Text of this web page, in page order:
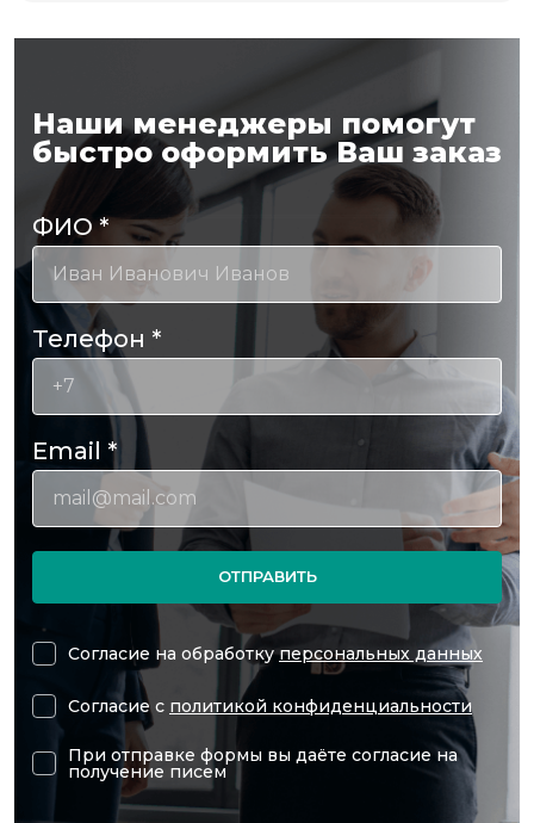
Наши менеджеры помогут
быстро оформить Ваш заказ
ФИО*
Телефон *
Email *
ОТПРАВИТЬ
Согласие на обработкуперсональных данных
Согласие с политикой конфиденциальности
При отправке формы вы даёте согласие на
получение писем